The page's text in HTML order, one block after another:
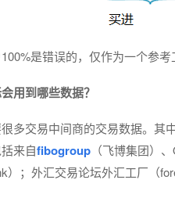
是错误的，仅作为一个参考
用到哪些数据？
多交易中间商的交易数据。其
来自fibogroup （飞博集团）
）；外汇交易论坛外汇工厂（